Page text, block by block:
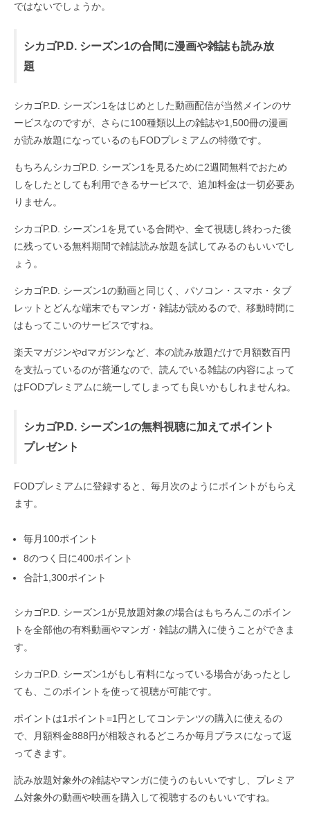
ではないでしょうか。
シカゴP.D. シーズン1の合間に漫画や雑誌も読み放
題
シカゴP.D. シーズン1をはじめとした動画配信が当然メインのサ
ービスなのですが、さらに100種類以上の雑誌や1,500冊の漫画
が読み放題になっているのもFODプレミアムの特徴です。
もちろんシカゴP.D. シーズン1を見るために2週間無料でおため
しをしたとしても利用できるサービスで、追加料金は一切必要あ
りません。
シカゴP.D. シーズン1を見ている合間や、全て視聴し終わった後
に残っている無料期間で雑誌読み放題を試してみるのもいいでし
ょう。
シカゴP.D. シーズン1の動画と同じく、パソコン・スマホ・タブ
レットとどんな端末でもマンガ・雑誌が読めるので、移動時間に
はもってこいのサービスですね。
楽天マガジンやdマガジンなど、本の読み放題だけで月額数百円
を支払っているのが普通なので、読んでいる雑誌の内容によって
はFODプレミアムに統一してしまっても良いかもしれませんね。
シカゴP.D. シーズン1の無料視聴に加えてポイント
プレゼント
FODプレミアムに登録すると、毎月次のようにポイントがもらえ
ます。
毎月100ポイント
8のつく日に400ポイント
合計1,300ポイント
シカゴP.D. シーズン1が見放題対象の場合はもちろんこのポイン
トを全部他の有料動画やマンガ・雑誌の購入に使うことができま
す。
シカゴP.D. シーズン1がもし有料になっている場合があったとし
ても、このポイントを使って視聴が可能です。
ポイントは1ポイント=1円としてコンテンツの購入に使えるの
で、月額料金888円が相殺されるどころか毎月プラスになって返
ってきます。
読み放題対象外の雑誌やマンガに使うのもいいですし、プレミア
ム対象外の動画や映画を購入して視聴するのもいいですね。